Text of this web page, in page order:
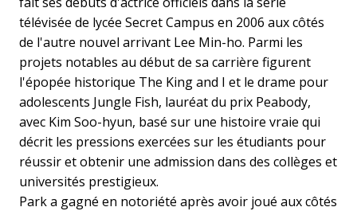
télévisée de lycée Secret Campus en 2006 aux côtés
de l'autre nouvel arrivant Lee Min-ho. Parmi les
projets notables au début de sa carrière figurent
l'épopée historique The King and I et le drame pour
adolescents Jungle Fish, lauréat du prix Peabody,
avec Kim Soo-hyun, basé sur une histoire vraie qui
décrit les pressions exercées sur les étudiants pour
réussir et obtenir une admission dans des collèges et
universités prestigieux.
Park a gagné en notoriété après avoir joué aux côtés